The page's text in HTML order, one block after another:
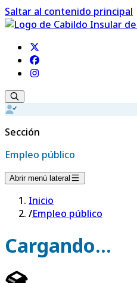
Saltar al contenido principal
Sección
Empleo público
Abrir menú lateral
Inicio
/Empleo público
Cargando...